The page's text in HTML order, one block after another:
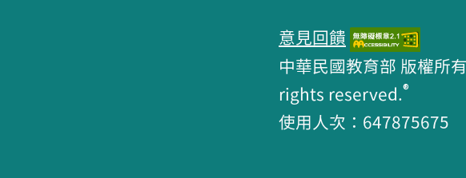
意見回饋
中華民國教育部 版權所
rights reserved.®
使用人次：647875675